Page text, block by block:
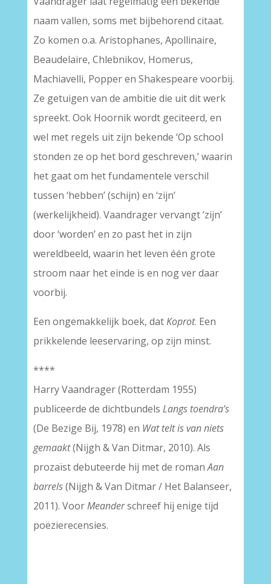
naam vallen, soms met bijbehorend citaat.
Zo komen o.a. Aristophanes, Apollinaire,
Beaudelaire, Chlebnikov, Homerus,
Machiavelli, Popper en Shakespeare voorbij.
Ze getuigen van de ambitie die uit dit werk
spreekt. Ook Hoornik wordt geciteerd, en
wel met regels uit zijn bekende ‘Op school
stonden ze op het bord geschreven,’ waarin
het gaat om het fundamentele verschil
tussen ‘hebben’ (schijn) en ‘zijn’
(werkelijkheid). Vaandrager vervangt ‘zijn’
door ‘worden’ en zo past het in zijn
wereldbeeld, waarin het leven één grote
stroom naar het einde is en nog ver daar
voorbij.
Een ongemakkelijk boek, datKoprot. Een
prikkelende leeservaring, op zijn minst.
****
Harry Vaandrager (Rotterdam 1955)
publiceerde de dichtbundels Langs toendra’s
(De Bezige Bij, 1978) en Wat telt is van niets
gemaakt(Nijgh & Van Ditmar, 2010). Als
prozaïst debuteerde hij met de romanAan
barrels(Nijgh & Van Ditmar / Het Balanseer,
2011). VoorMeanderschreef hij enige tijd
poëzierecensies.